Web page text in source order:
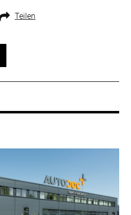
Teilen